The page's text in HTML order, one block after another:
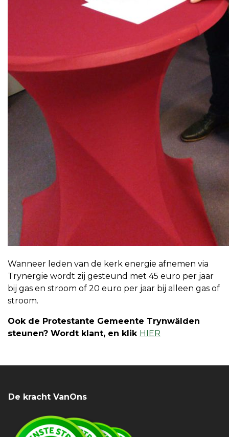
Wanneer leden van de kerk energie afnemen via
Trynergie wordt zij gesteund met 45 euro per jaar
bij gas en stroom of 20 euro per jaar bij alleen gas of
stroom.
Ook de Protestante Gemeente Trynwâlden
steunen? Wordt klant, en klik HIER
De kracht VanOns